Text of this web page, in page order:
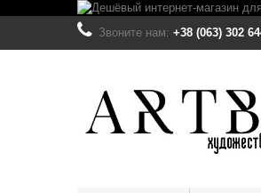
Звоните нам: +38 (063) 302